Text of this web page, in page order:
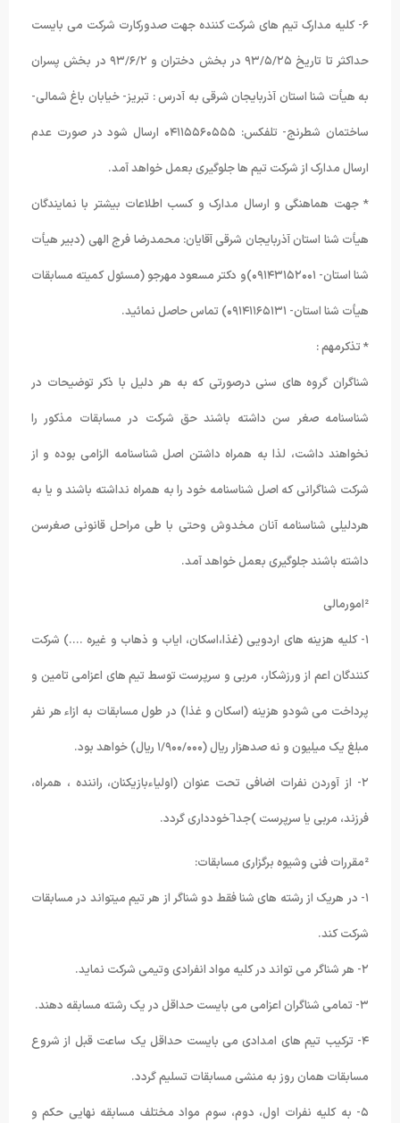
۶- کلیه مدارک تیم های شرکت کننده جهت صدورکارت شرکت می بایست
حداکثر تا تاریخ ۹۳/۵/۲۵ در بخش دختران و ۹۳/۶/۲ در بخش پسران
به هیأت شنا استان آذربایجان شرقی به آدرس : تبریز- خیابان باغ شمالی-
ساختمان شطرنج- تلفکس: ۰۴۱۱۵۵۶۰۵۵۵ ارسال شود در صورت عدم
ارسال مدارک از شرکت تیم ها جلوگیری بعمل خواهد آمد.
* جهت هماهنگی و ارسال مدارک و کسب اطلاعات بیشتر با نمایندگان
هیأت شنا استان آذربایجان شرقی آقایان: محمدرضا فرج الهی (دبیر هیأت
شنا استان- ۰۹۱۴۳۱۵۲۰۰۱)و دکتر مسعود مهرجو (مسئول کمیته مسابقات
هیأت شنا استان- ۰۹۱۴۱۱۶۵۱۳۱) تماس حاصل نمائید.
* تذکرمهم :
شناگران گروه های سنی درصورتی که به هر دلیل با ذکر توضیحات در
شناسنامه صغر سن داشته باشند حق شرکت در مسابقات مذکور را
نخواهند داشت، لذا به همراه داشتن اصل شناسنامه الزامی بوده و از
شرکت شناگرانی که اصل شناسنامه خود را به همراه نداشته باشند و یا به
هردلیلی شناسنامه آنان مخدوش وحتی با طی مراحل قانونی صغرسن
داشته باشند جلوگیری بعمل خواهد آمد.
۱- کلیه هزینه های اردویی (غذا،اسکان، ایاب و ذهاب و غیره ….) شرکت
کنندگان اعم از ورزشکار، مربی و سرپرست توسط تیم های اعزامی تامین و
پرداخت می شودو هزینه (اسکان و غذا) در طول مسابقات به ازاء هر نفر
مبلغ یک میلیون و نه صدهزار ریال (۱/۹۰۰/۰۰۰ ریال) خواهد بود.
۲- از آوردن نفرات اضافی تحت عنوان (اولیاءبازیکنان، راننده ، همراه،
فرزند، مربی یا سرپرست )جدا˝خودداری گردد.
۱- در هریک از رشته های شنا فقط دو شناگر از هر تیم میتواند در مسابقات
شرکت کند.
۲- هر شناگر می تواند در کلیه مواد انفرادی وتیمی شرکت نماید.
۳- تمامی شناگران اعزامی می بایست حداقل در یک رشته مسابقه دهند.
۴- ترکیب تیم های امدادی می بایست حداقل یک ساعت قبل از شروع
مسابقات همان روز به منشی مسابقات تسلیم گردد.
۵- به کلیه نفرات اول، دوم، سوم مواد مختلف مسابقه نهایی حکم و